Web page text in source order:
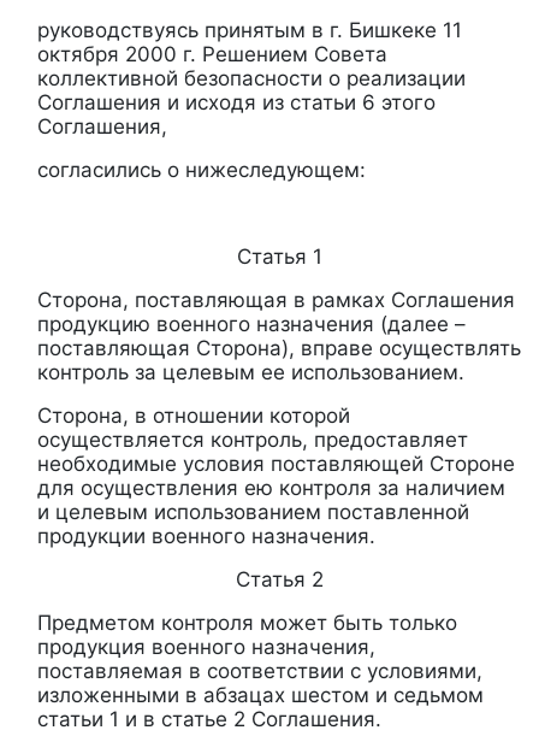
руководствуясь принятым в г. Бишкеке 11
октября 2000 г. Решением Совета
коллективной безопасности о реализации
Соглашения и исходя из статьи 6 этого
Соглашения,
согласились о нижеследующем:
Статья 1
Сторона, поставляющая в рамках Соглашения
продукцию военного назначения (далее –
поставляющая Сторона), вправе осуществлять
контроль за целевым ее использованием.
Сторона, в отношении которой
осуществляется контроль, предоставляет
необходимые условия поставляющей Стороне
для осуществления ею контроля за наличием
и целевым использованием поставленной
продукции военного назначения.
Статья 2
Предметом контроля может быть только
продукция военного назначения,
поставляемая в соответствии с условиями,
изложенными в абзацах шестом и седьмом
статьи 1 и в статье 2 Соглашения.